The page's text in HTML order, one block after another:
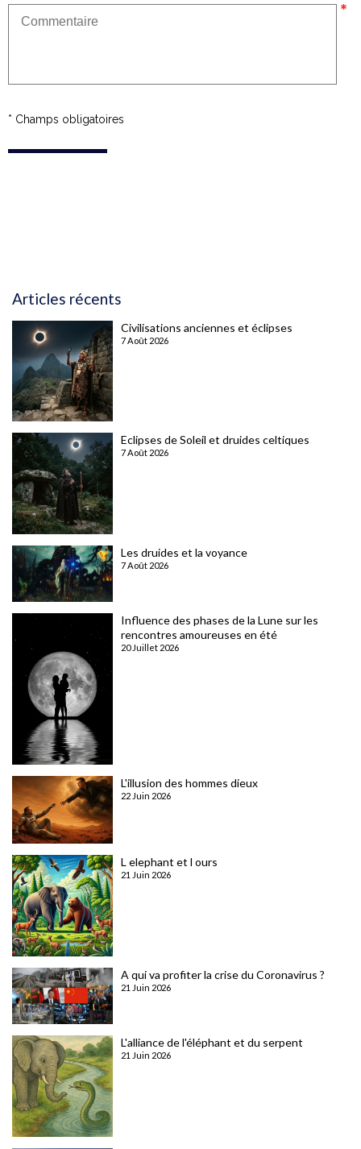
* Champs obligatoires
Articles récents
Civilisations anciennes et éclipses
7 Août 2026
Eclipses de Soleil et druides celtiques
7 Août 2026
Les druides et la voyance
7 Août 2026
Influence des phases de la Lune sur les
rencontres amoureuses en été
20 Juillet 2026
L'illusion des hommes dieux
22 Juin 2026
L elephant et l ours
21 Juin 2026
A qui va profiter la crise du Coronavirus ?
21 Juin 2026
L'alliance de l'éléphant et du serpent
21 Juin 2026